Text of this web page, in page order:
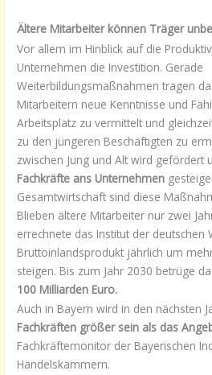
Ältere Mitarbeiter können Träger
Vor allem im Hinblick auf die
Unternehmen die Investition. Gerade
Weiterbildungsmaßnahmen tragen
Mitarbeitern neue Kenntnisse und
Arbeitsplatz zu vermittelt und
zu den jüngeren Beschäftigten zu
zwischen Jung und Alt wird gefördert
Fachkräfte ans Unternehmen
Gesamtwirtschaft sind diese
Blieben ältere Mitarbeiter nur zwei
errechnete das Institut der deutschen
Bruttoinlandsprodukt jährlich um
steigen. Bis zum Jahr 2030 betrüge
100 Milliarden Euro.
Auch in Bayern wird in den nächsten
Fachkräften größer sein als das
Fachkräftemonitor der Bayerischen
Handelskammern.